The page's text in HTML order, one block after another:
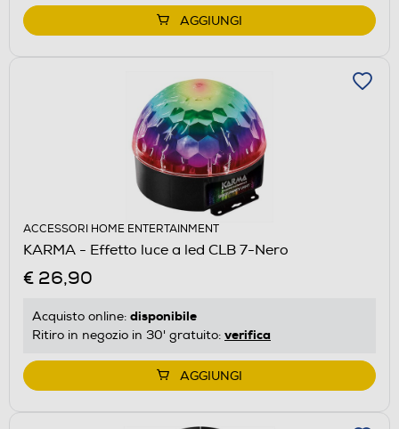
AGGIUNGI
ACCESSORI HOME ENTERTAINMENT
KARMA - Effetto luce a led CLB 7-Nero
€ 26,90
Acquisto online: disponibile
Ritiro in negozio in 30' gratuito: verifica
AGGIUNGI